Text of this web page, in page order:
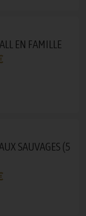
EN FAMILLE
SAUVAGES (5